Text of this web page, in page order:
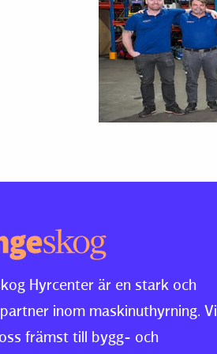
Hyrcenter är en stark och
inom maskinuthyrning. Vi
främst till bygg- och